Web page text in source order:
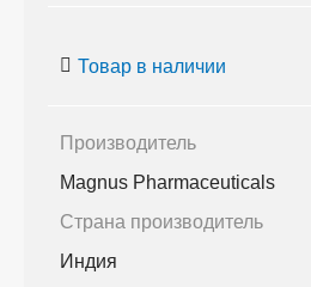
Товар в наличии
Производитель
Magnus Pharmaceuticals
Страна производитель
Индия